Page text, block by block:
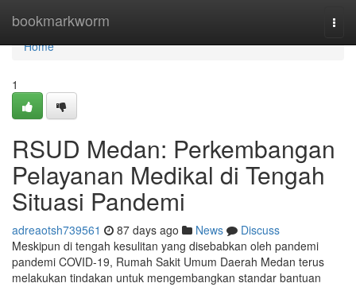
bookmarkworm
Home
Home
1
RSUD Medan: Perkembangan
Pelayanan Medikal di Tengah
Situasi Pandemi
adreaotsh739561 87 days ago News
Discuss
Meskipun di tengah kesulitan yang disebabkan oleh pandemi
pandemi COVID-19, Rumah Sakit Umum Daerah Medan terus
melakukan tindakan untuk mengembangkan standar bantuan